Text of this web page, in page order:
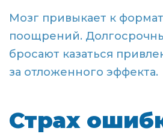
Мозг привыкает к
поощрений.
бросают казаться
за отложенного эффекта.
Страх